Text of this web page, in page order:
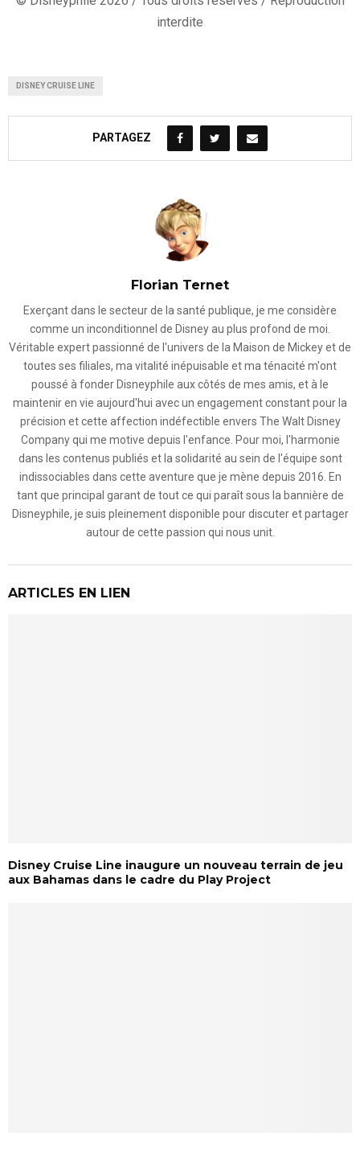
interdite
DISNEY CRUISE LINE
PARTAGEZ
Florian Ternet
Exerçant dans le secteur de la santé publique, je me considère
comme un inconditionnel de Disney au plus profond de moi.
Véritable expert passionné de l'univers de la Maison de Mickey et de
toutes ses filiales, ma vitalité inépuisable et ma ténacité m'ont
poussé à fonder Disneyphile aux côtés de mes amis, et à le
maintenir en vie aujourd'hui avec un engagement constant pour la
précision et cette affection indéfectible envers The Walt Disney
Company qui me motive depuis l'enfance. Pour moi, l'harmonie
dans les contenus publiés et la solidarité au sein de l'équipe sont
indissociables dans cette aventure que je mène depuis 2016. En
tant que principal garant de tout ce qui paraît sous la bannière de
Disneyphile, je suis pleinement disponible pour discuter et partager
autour de cette passion qui nous unit.
ARTICLES EN LIEN
Disney Cruise Line inaugure un nouveau terrain de jeu
aux Bahamas dans le cadre du Play Project